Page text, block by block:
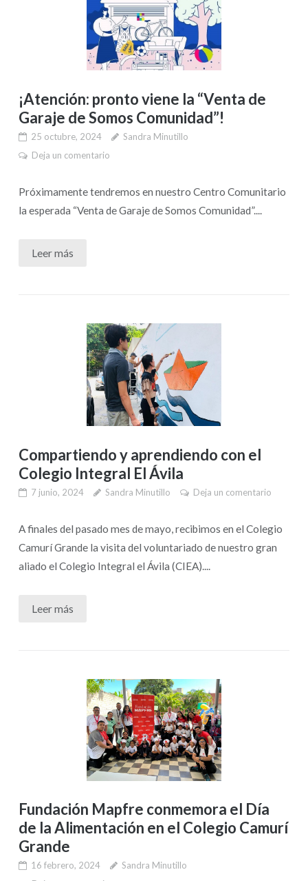
¡Atención: pronto viene la “Venta de
Garaje de Somos Comunidad”!
25 octubre, 2024
Sandra Minutillo
Deja un comentario
Próximamente tendremos en nuestro Centro Comunitario
la esperada “Venta de Garaje de Somos Comunidad”....
Leer más
Compartiendo y aprendiendo con el
Colegio Integral El Ávila
7 junio, 2024 Sandra Minutillo Deja un comentario
A finales del pasado mes de mayo, recibimos en el Colegio
Camurí Grande la visita del voluntariado de nuestro gran
aliado el Colegio Integral el Ávila (CIEA)....
Leer más
Fundación Mapfre conmemora el Día
de la Alimentación en el Colegio Camurí
Grande
16 febrero, 2024
Sandra Minutillo